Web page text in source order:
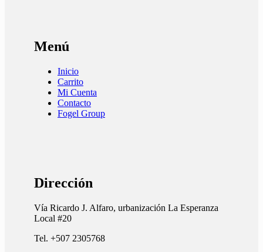
Menú
Inicio
Carrito
Mi Cuenta
Contacto
Fogel Group
Dirección
Vía Ricardo J. Alfaro, urbanización La Esperanza
Local #20
Tel. +507 2305768